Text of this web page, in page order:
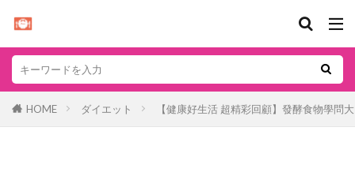
HOME ダイエット 【健康好生活 超精彩回顧】發酵食物學問